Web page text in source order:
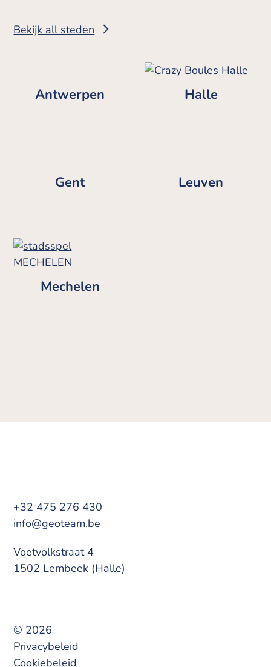
Bekijk all steden
Antwerpen Halle
Gent Leuven
Mechelen
+32 475 276 430
info@geoteam.be
Voetvolkstraat 4
1502 Lembeek (Halle)
© 2026
Privacybeleid
Cookiebeleid